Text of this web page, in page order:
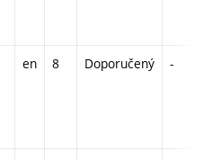
en 8 Doporučený -